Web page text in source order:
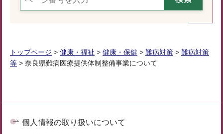
トップページ > 健康・福祉 > 健康・保健 > 難病対策 > 難病対策
等 > 奈良県難病医療提供体制整備事業について
個人情報の取り扱いについて